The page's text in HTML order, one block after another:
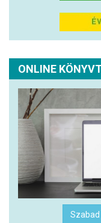
ONLINE